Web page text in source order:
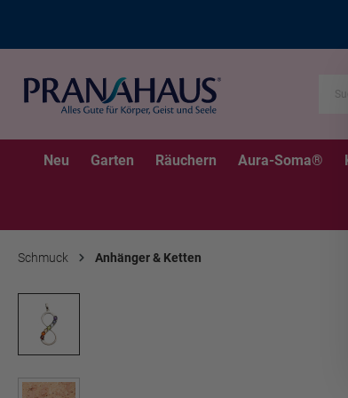
Neu Garten Räuchern Aura-Soma®
Schmuck Anhänger & Ketten